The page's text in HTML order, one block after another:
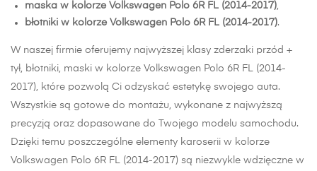
maska w kolorze Volkswagen Polo 6R FL (2014-2017),
błotniki w kolorze Volkswagen Polo 6R FL (2014-2017).
W naszej firmie oferujemy najwyższej klasy zderzaki przód +
tył, błotniki, maski w kolorze Volkswagen Polo 6R FL (2014-
2017), które pozwolą Ci odzyskać estetykę swojego auta.
Wszystkie są gotowe do montażu, wykonane z najwyższą
precyzją oraz dopasowane do Twojego modelu samochodu.
Dzięki temu poszczególne elementy karoserii w kolorze
Volkswagen Polo 6R FL (2014-2017) są niezwykle wdzięczne w